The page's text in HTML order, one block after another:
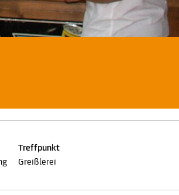
Treffpunkt
Greißlerei